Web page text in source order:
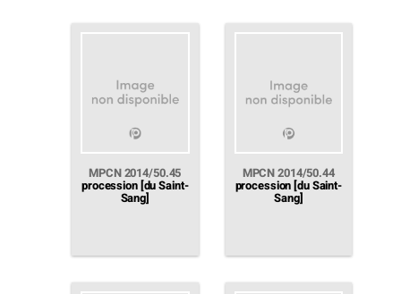
MPCN 2014/50.45
procession [du Saint-
Sang]
MPCN 2014/50.44
procession [du Saint-
Sang]